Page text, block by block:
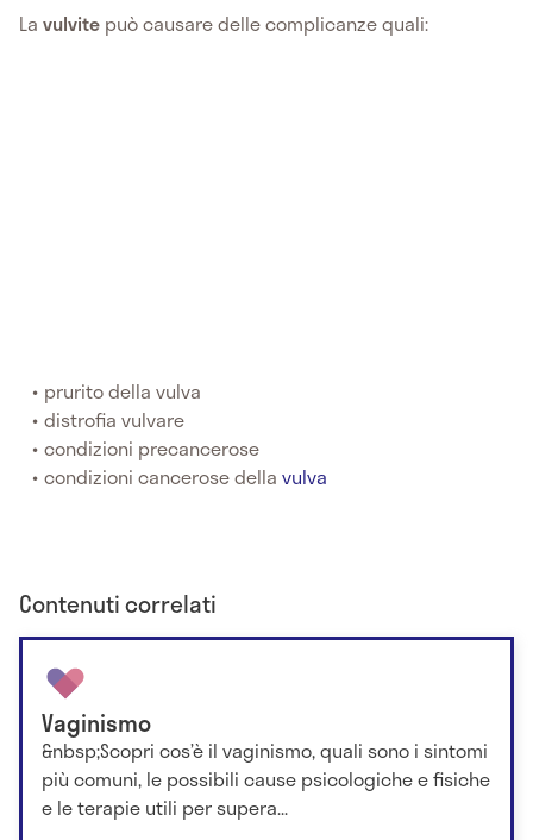
La vulvite può causare delle complicanze quali:
prurito della vulva
distrofia vulvare
condizioni precancerose
condizioni cancerose dellavulva
Contenuti correlati
Vaginismo
&nbsp;Scopri cos’è il vaginismo, quali sono i sintomi
più comuni, le possibili cause psicologiche e fisiche
e le terapie utili per supera...